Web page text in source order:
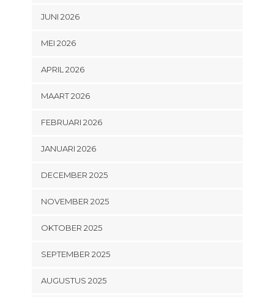
JUNI 2026
MEI 2026
APRIL 2026
MAART 2026
FEBRUARI 2026
JANUARI 2026
DECEMBER 2025
NOVEMBER 2025
OKTOBER 2025
SEPTEMBER 2025
AUGUSTUS 2025